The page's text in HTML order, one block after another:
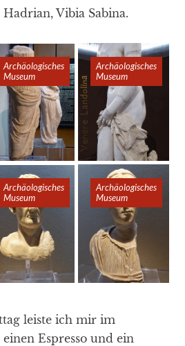
Vibia Sabina.
Archäologisches
Museum
Archäologisches
Museum
Archäologisches
Museum
Archäologisches
Museum
leiste ich mir im
Espresso und ein